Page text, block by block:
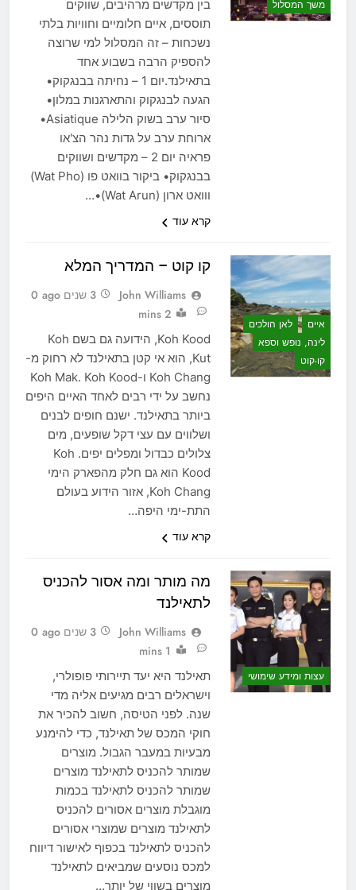
משך המסלול
בין מקדשים מרהיבים, שווקים
תוססים, איים חלומיים וחוויות בלתי
נשכחות – זה המסלול למי שרוצה
להספיק הרבה בשבוע אחד
בתאילנד.יום 1 – נחיתה בבנגקוק•
הגעה לבנגקוק והתארגנות במלון•
סיור ערב בשוק הלילה Asiatique•
ארוחת ערב על גדות נהר הצ'או
פראיה יום 2 – מקדשים ושווקים
בבנגקוק• ביקור בוואט פו (Wat Pho)
ווואט ארון (Wat Arun)•…
קרא עוד
איים
לאן הולכים
לינה, נופש וספא
קו-קוט
קו קוט – המדריך המלא
John Williams 3 שנים ago
0
2 mins
Koh Kood, הידועה גם בשם Koh
Kut, הוא אי קטן בתאילנד לא רחוק מ-
Koh Chang ו-Koh Mak. Koh Kood
נחשב על ידי רבים לאחד האיים היפים
ביותר בתאילנד. ישנם חופים לבנים
ושלווים עם עצי דקל שופעים, מים
צלולים כבדול ומפלים יפים. Koh
Kood הוא גם חלק מהפארק הימי
Koh Chang, אזור הידוע בעולם
התת-ימי היפה…
קרא עוד
עצות ומידע שימושי
מה מותר ומה אסור להכניס
לתאילנד
John Williams 3 שנים ago
0
1 mins
תאילנד היא יעד תיירותי פופולרי,
וישראלים רבים מגיעים אליה מדי
שנה. לפני הטיסה, חשוב להכיר את
חוקי המכס של תאילנד, כדי להימנע
מבעיות במעבר הגבול. מוצרים
שמותר להכניס לתאילנד מוצרים
שמותר להכניס לתאילנד בכמות
מוגבלת מוצרים אסורים להכניס
לתאילנד מוצרים שמוצרי אסורים
להכניס לתאילנד בכפוף לאישור דיווח
למכס נוסעים שמביאים לתאילנד
מוצרים בשווי של יותר…